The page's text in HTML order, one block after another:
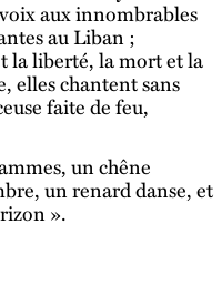
aux innombrables
au Liban ;
la liberté, la mort et la
elles chantent sans
faite de feu,
un chêne
un renard danse, et
».